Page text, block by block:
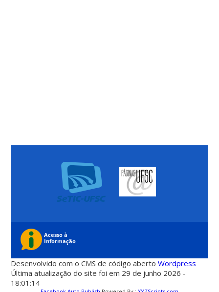
Desenvolvido com o CMS de código abertoWordpress
Última atualização do site foi em 29 de junho 2026 -
18:01:14